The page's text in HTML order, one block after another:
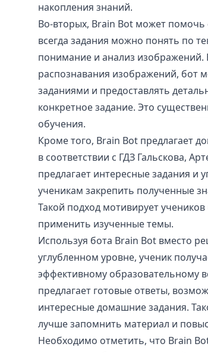
накопления знаний.
Во-вторых, Brain Bot может
всегда задания можно понять по
понимание и анализ изображений.
распознавания изображений, бот
заданиями и предоставлять
конкретное задание. Это
обучения.
Кроме того, Brain Bot предлагает
в соответствии с ГДЗ Гальскова,
предлагает интересные задания и
ученикам закрепить полученные
Такой подход мотивирует
применить изученные темы.
Используя бота Brain Bot вместо
углубленном уровне, ученик
эффективному образовательному
предлагает готовые ответы,
интересные домашние задания.
лучше запомнить материал и
Необходимо отметить, что Brain